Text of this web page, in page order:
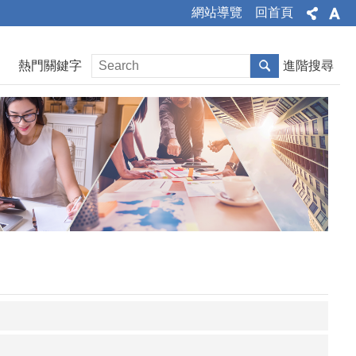
網站導覽 回首頁
熱門關鍵字 進階搜尋